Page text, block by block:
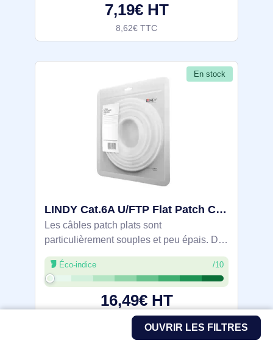
OUVRIR LES FILTRES
45, Contacts du7,19€ HT
8,62€ TTC
En stock
LINDY Cat.6A U/FTP Flat Patch Cable white 5m - 47544
Les câbles patch plats sont
particulièrement souples et peu épais. De
part leur faible épaisseur ils peuvent être
posés sous des tapis, parquets ou derrière
des plinthes. Dans certains cas ils
Éco-indice /10
16,49€ HT
19,78€ TTC